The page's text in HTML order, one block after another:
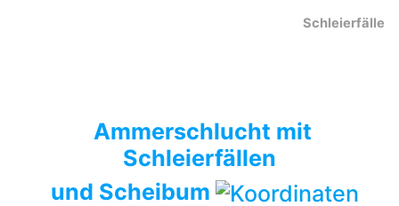
Schleierfälle
Ammerschlucht mit
Schleierfällen
und Scheibum